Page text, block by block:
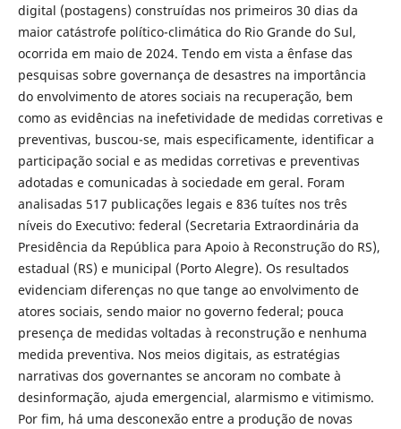
digital (postagens) construídas nos primeiros 30 dias da
maior catástrofe político-climática do Rio Grande do Sul,
ocorrida em maio de 2024. Tendo em vista a ênfase das
pesquisas sobre governança de desastres na importância
do envolvimento de atores sociais na recuperação, bem
como as evidências na inefetividade de medidas corretivas e
preventivas, buscou-se, mais especificamente, identificar a
participação social e as medidas corretivas e preventivas
adotadas e comunicadas à sociedade em geral. Foram
analisadas 517 publicações legais e 836 tuítes nos três
níveis do Executivo: federal (Secretaria Extraordinária da
Presidência da República para Apoio à Reconstrução do RS),
estadual (RS) e municipal (Porto Alegre). Os resultados
evidenciam diferenças no que tange ao envolvimento de
atores sociais, sendo maior no governo federal; pouca
presença de medidas voltadas à reconstrução e nenhuma
medida preventiva. Nos meios digitais, as estratégias
narrativas dos governantes se ancoram no combate à
desinformação, ajuda emergencial, alarmismo e vitimismo.
Por fim, há uma desconexão entre a produção de novas